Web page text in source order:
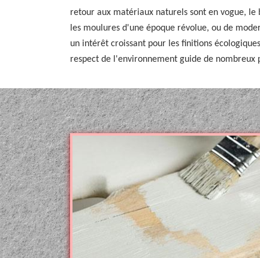
retour aux matériaux naturels sont en vogue,
les moulures d'une époque révolue, ou de
un intérêt croissant pour les finitions
respect de l'environnement guide de nombreux